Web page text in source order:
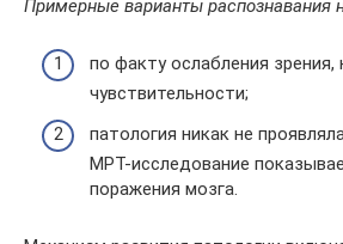
Примерные варианты распознавания
по факту ослабления зрения,
чувствительности;
патология никак не
МРТ-исследование
поражения мозга.